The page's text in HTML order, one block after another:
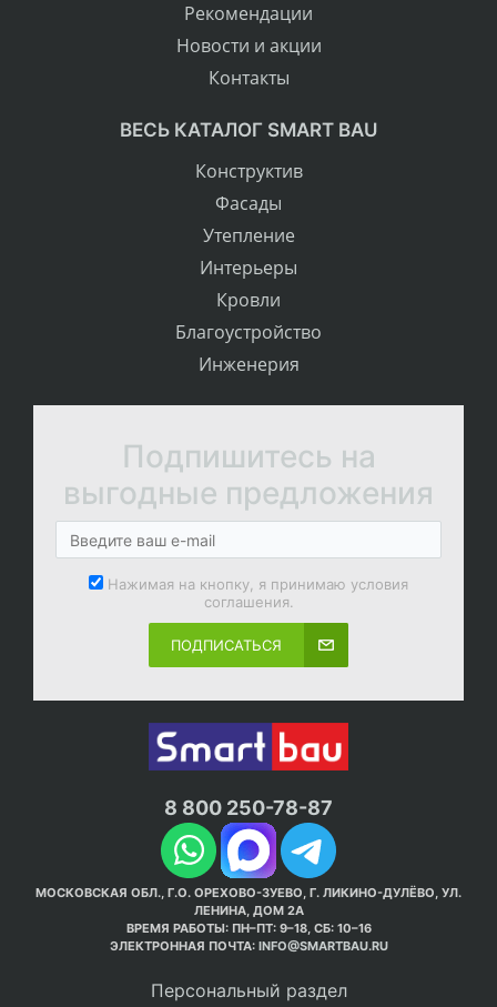
Рекомендации
Новости и акции
Контакты
ВЕСЬ КАТАЛОГ SMART BAU
Конструктив
Фасады
Утепление
Интерьеры
Кровли
Благоустройство
Инженерия
Подпишитесь на
выгодные предложения
Нажимая на кнопку, я принимаю условия
соглашения.
ПОДПИСАТЬСЯ
8 800 250-78-87
МОСКОВСКАЯ ОБЛ., Г.О. ОРЕХОВО-ЗУЕВО, Г. ЛИКИНО-ДУЛЁВО, УЛ.
ЛЕНИНА, ДОМ 2А
ВРЕМЯ РАБОТЫ: ПН–ПТ: 9–18, СБ: 10–16
ЭЛЕКТРОННАЯ ПОЧТА: INFO@SMARTBAU.RU
Персональный раздел